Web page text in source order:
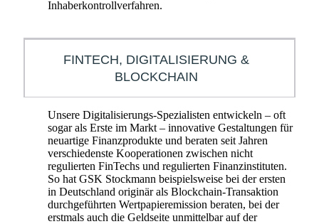
Inhaberkontrollverfahren.
FINTECH, DIGITALISIERUNG &
BLOCKCHAIN
Unsere Digitalisierungs-Spezialisten entwickeln – oft
sogar als Erste im Markt – innovative Gestaltungen für
neuartige Finanzprodukte und beraten seit Jahren
verschiedenste Kooperationen zwischen nicht
regulierten FinTechs und regulierten Finanzinstituten.
So hat GSK Stockmann beispielsweise bei der ersten
in Deutschland originär als Blockchain-Transaktion
durchgeführten Wertpapieremission beraten, bei der
erstmals auch die Geldseite unmittelbar auf der